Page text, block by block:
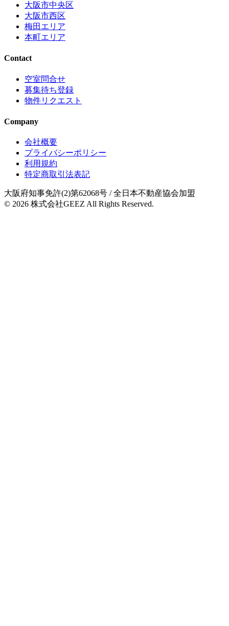
大阪市中央区
大阪市西区
梅田エリア
本町エリア
Contact
空室問合せ
募集待ち登録
物件リクエスト
Company
会社概要
プライバシーポリシー
利用規約
特定商取引法表記
大阪府知事免許(2)第62068号 / 全日本不動産協会加盟
© 2026 株式会社GEEZ All Rights Reserved.